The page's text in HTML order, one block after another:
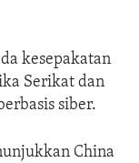
kesepakatan
Serikat dan
siber.
China